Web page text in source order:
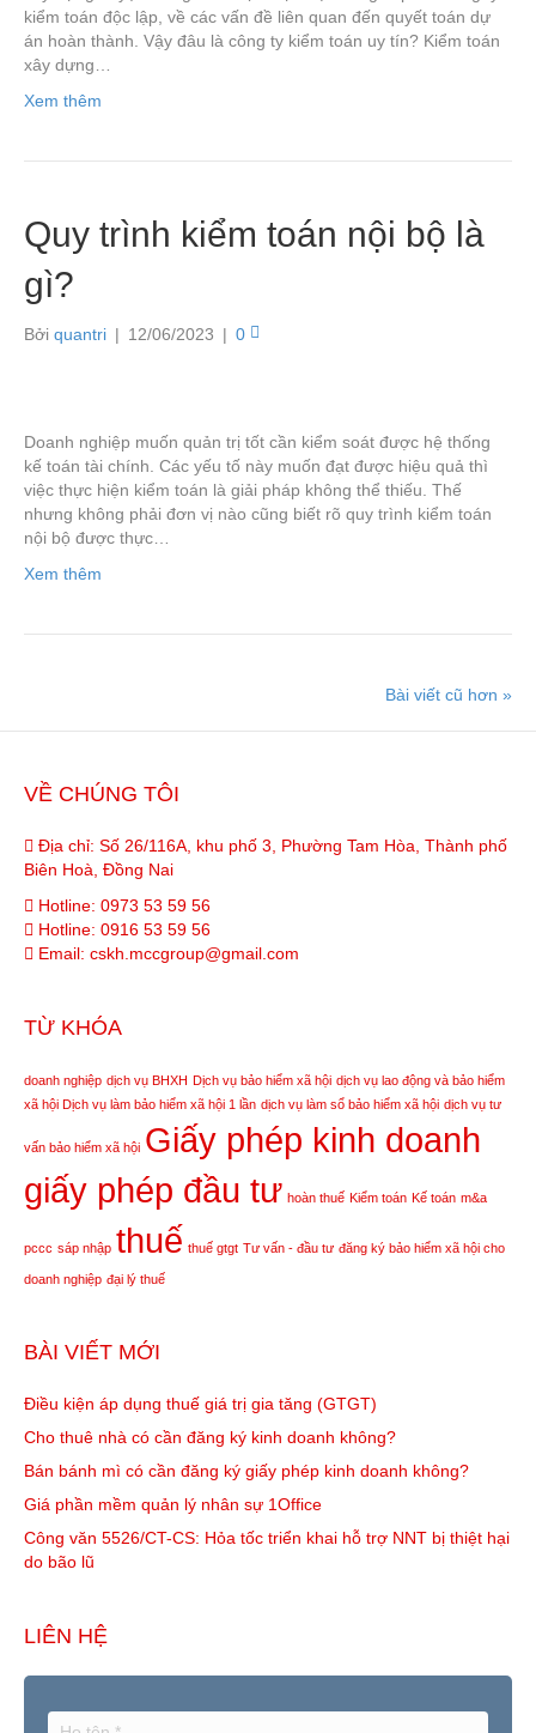
kiểm toán độc lập, về các vấn đề liên quan đến quyết toán dự
án hoàn thành. Vậy đâu là công ty kiểm toán uy tín? Kiểm toán
xây dựng…
Xem thêm
Quy trình kiểm toán nội bộ là
gì?
Bởi quantri | 12/06/2023 | 0
Doanh nghiệp muốn quản trị tốt cần kiểm soát được hệ thống
kế toán tài chính. Các yếu tố này muốn đạt được hiệu quả thì
việc thực hiện kiểm toán là giải pháp không thể thiếu. Thế
nhưng không phải đơn vị nào cũng biết rõ quy trình kiểm toán
nội bộ được thực…
Xem thêm
Bài viết cũ hơn »
VỀ CHÚNG TÔI
Địa chỉ: Số 26/116A, khu phố 3, Phường Tam Hòa, Thành phố
Biên Hoà, Đồng Nai
Hotline: 0973 53 59 56
Hotline: 0916 53 59 56
Email: cskh.mccgroup@gmail.com
TỪ KHÓA
doanh nghiệp dịch vụ BHXH Dịch vụ bảo hiểm xã hội dịch vụ lao động và bảo hiểm
xã hội Dịch vụ làm bảo hiểm xã hội 1 lần dịch vụ làm sổ bảo hiểm xã hội dịch vụ tư
vấn bảo hiểm xã hội Giấy phép kinh doanh
giấy phép đầu tư hoàn thuế Kiểm toán Kế toán m&a
pccc sáp nhập thuế thuế gtgt Tư vấn - đầu tư đăng ký bảo hiểm xã hội cho
doanh nghiệp đại lý thuế
BÀI VIẾT MỚI
Điều kiện áp dụng thuế giá trị gia tăng (GTGT)
Cho thuê nhà có cần đăng ký kinh doanh không?
Bán bánh mì có cần đăng ký giấy phép kinh doanh không?
Giá phần mềm quản lý nhân sự 1Office
Công văn 5526/CT-CS: Hỏa tốc triển khai hỗ trợ NNT bị thiệt hại
do bão lũ
LIÊN HỆ